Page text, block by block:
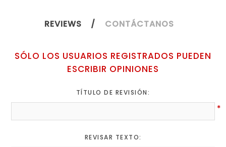
REVIEWS CONTÁCTANOS
SÓLO LOS USUARIOS REGISTRADOS PUEDEN
ESCRIBIR OPINIONES
TÍTULO DE REVISIÓN:
*
REVISAR TEXTO: